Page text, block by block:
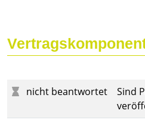
nicht beantwortet
Sind